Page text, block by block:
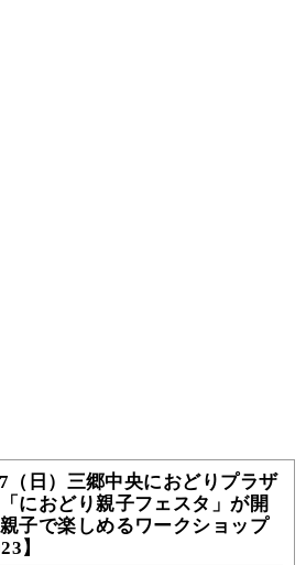
（日）三郷中央におどりプラザ
におどり親子フェスタ」が開
子で楽しめるワークショップ
】